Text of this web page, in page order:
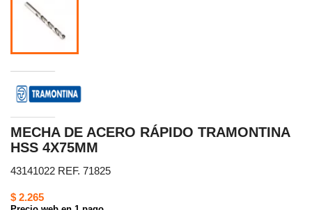
MECHA DE ACERO RÁPIDO TRAMONTINA
HSS 4X75MM
43141022 REF. 71825
$ 2.265